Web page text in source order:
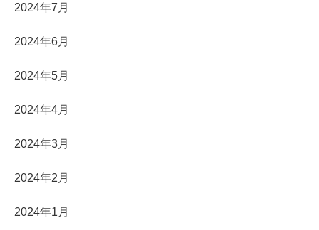
2024年7月
2024年6月
2024年5月
2024年4月
2024年3月
2024年2月
2024年1月